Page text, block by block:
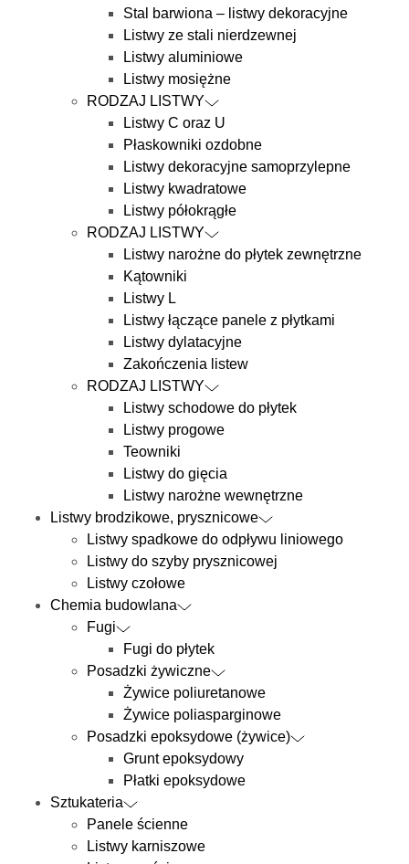
Stal barwiona – listwy dekoracyjne
Listwy ze stali nierdzewnej
Listwy aluminiowe
Listwy mosiężne
RODZAJ LISTWY
Listwy C oraz U
Płaskowniki ozdobne
Listwy dekoracyjne samoprzylepne
Listwy kwadratowe
Listwy półokrągłe
RODZAJ LISTWY
Listwy narożne do płytek zewnętrzne
Kątowniki
Listwy L
Listwy łączące panele z płytkami
Listwy dylatacyjne
Zakończenia listew
RODZAJ LISTWY
Listwy schodowe do płytek
Listwy progowe
Teowniki
Listwy do gięcia
Listwy narożne wewnętrzne
Listwy brodzikowe, prysznicowe
Listwy spadkowe do odpływu liniowego
Listwy do szyby prysznicowej
Listwy czołowe
Chemia budowlana
Fugi
Fugi do płytek
Posadzki żywiczne
Żywice poliuretanowe
Żywice poliasparginowe
Posadzki epoksydowe (żywice)
Grunt epoksydowy
Płatki epoksydowe
Sztukateria
Panele ścienne
Listwy karniszowe